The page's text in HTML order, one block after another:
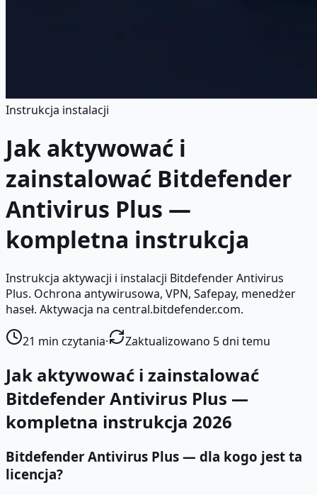
Instrukcja instalacji
Jak aktywować i
zainstalować Bitdefender
Antivirus Plus —
kompletna instrukcja
Instrukcja aktywacji i instalacji Bitdefender Antivirus
Plus. Ochrona antywirusowa, VPN, Safepay, menedżer
haseł. Aktywacja na central.bitdefender.com.
21 min czytania· Zaktualizowano 5 dni temu
Jak aktywować i zainstalować
Bitdefender Antivirus Plus —
kompletna instrukcja 2026
Bitdefender Antivirus Plus — dla kogo jest ta
licencja?